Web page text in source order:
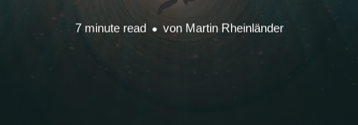
7 minute read von Martin Rheinländer